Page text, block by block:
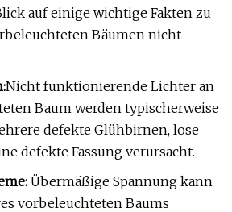
auf einige wichtige Fakten zu
Bäumen nicht
:Nicht funktionierende Lichter an
Baum werden typischerweise
defekte Glühbirnen, lose
defekte Fassung verursacht.
: Übermäßige Spannung kann
vorbeleuchteten Baums